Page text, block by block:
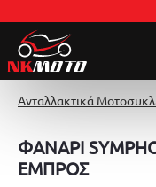
Ανταλλακτικά
ΦΑΝΑΡΙ
ΕΜΠΡΟΣ